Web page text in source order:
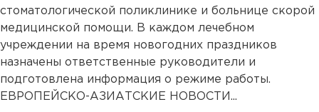
стоматологической поликлинике и больнице скорой
медицинской помощи. В каждом лечебном
учреждении на время новогодних праздников
назначены ответственные руководители и
подготовлена информация о режиме работы.
ЕВРОПЕЙСКО-АЗИАТСКИЕ НОВОСТИ...